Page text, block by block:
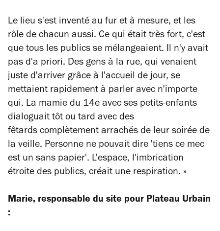
Le lieu s'est inventé au fur et à mesure, et les
rôle de chacun aussi. Ce qui était très fort, c'est
que tous les publics se mélangeaient. Il n'y avait
pas d'a priori. Des gens à la rue, qui venaient
juste d'arriver grâce à l'accueil de jour, se
mettaient rapidement à parler avec n'importe
qui. La mamie du 14e avec ses petits-enfants
dialoguait tôt ou tard avec des
fêtards complètement arrachés de leur soirée de
la veille. Personne ne pouvait dire 'tiens ce mec
est un sans papier'. L'espace, l'imbrication
étroite des publics, créait une respiration. »
Marie, responsable du site pour Plateau Urbain
: